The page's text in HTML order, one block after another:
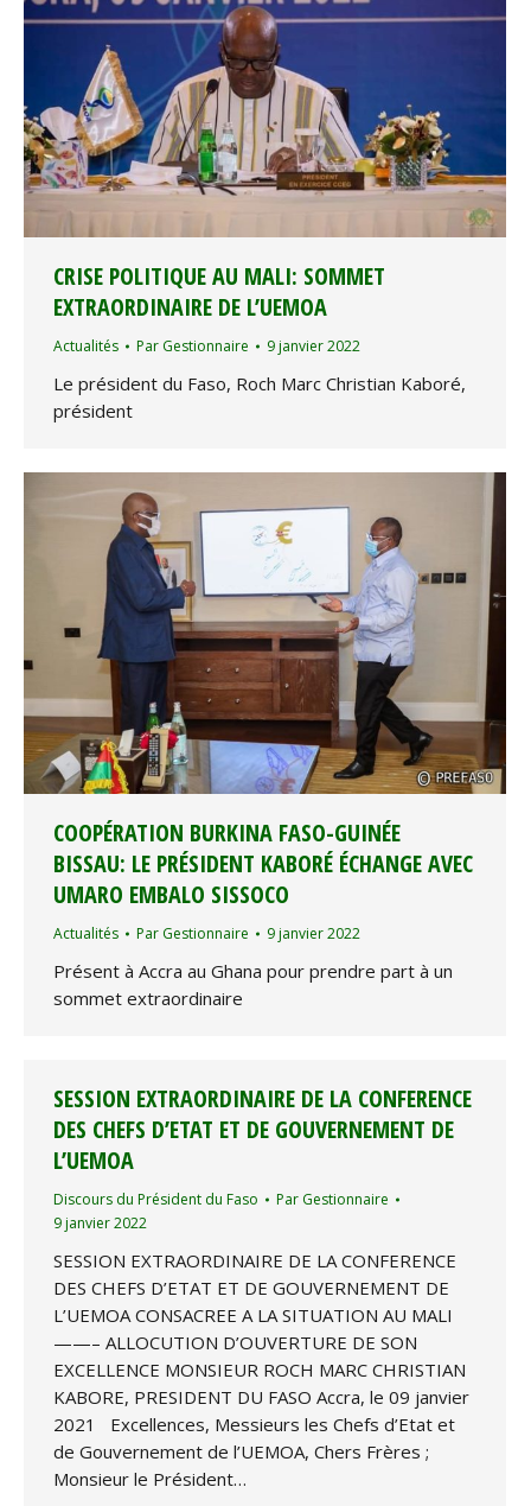
CRISE POLITIQUE AU MALI: SOMMET
EXTRAORDINAIRE DE L’UEMOA
Actualités Par Gestionnaire 9 janvier 2022
Le président du Faso, Roch Marc Christian Kaboré,
président
COOPÉRATION BURKINA FASO-GUINÉE
BISSAU: LE PRÉSIDENT KABORÉ ÉCHANGE AVEC
UMARO EMBALO SISSOCO
Actualités Par Gestionnaire 9 janvier 2022
Présent à Accra au Ghana pour prendre part à un
sommet extraordinaire
SESSION EXTRAORDINAIRE DE LA CONFERENCE
DES CHEFS D’ETAT ET DE GOUVERNEMENT DE
L’UEMOA
Discours du Président du Faso Par Gestionnaire
9 janvier 2022
SESSION EXTRAORDINAIRE DE LA CONFERENCE
DES CHEFS D’ETAT ET DE GOUVERNEMENT DE
L’UEMOA CONSACREE A LA SITUATION AU MALI
——– ALLOCUTION D’OUVERTURE DE SON
EXCELLENCE MONSIEUR ROCH MARC CHRISTIAN
KABORE, PRESIDENT DU FASO Accra, le 09 janvier
2021 Excellences, Messieurs les Chefs d’Etat et
de Gouvernement de l’UEMOA, Chers Frères ;
Monsieur le Président…